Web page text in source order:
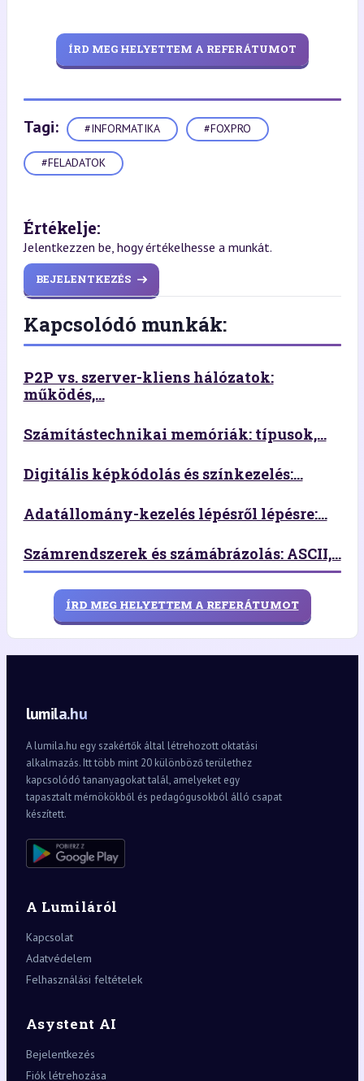
ÍRD MEG HELYETTEM A REFERÁTUMOT
Tagi: #INFORMATIKA #FOXPRO
#FELADATOK
Értékelje:
Jelentkezzen be, hogy értékelhesse a munkát.
BEJELENTKEZÉS
Kapcsolódó munkák:
P2P vs. szerver-kliens hálózatok:
működés,...
Számítástechnikai memóriák: típusok,...
Digitális képkódolás és színkezelés:...
Adatállomány-kezelés lépésről lépésre:...
Számrendszerek és számábrázolás: ASCII,...
ÍRD MEG HELYETTEM A REFERÁTUMOT
lumila.hu
A lumila.hu egy szakértők által létrehozott oktatási
alkalmazás. Itt több mint 20 különböző területhez
kapcsolódó tananyagokat talál, amelyeket egy
tapasztalt mérnökökből és pedagógusokból álló csapat
készített.
A Lumiláról
Kapcsolat
Adatvédelem
Felhasználási feltételek
Asystent AI
Bejelentkezés
Fiók létrehozása